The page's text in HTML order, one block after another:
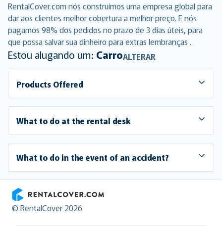
RentalCover.com nós construímos uma empresa global para
dar aos clientes melhor cobertura a melhor preço. E nós
pagamos 98% dos pedidos no prazo de 3 dias úteis, para
que possa salvar sua dinheiro para extras lembranças .
Estou alugando um: CarroALTERAR
Products Offered
What to do at the rental desk
What to do in the event of an accident?
RentalCover
© RentalCover 2026